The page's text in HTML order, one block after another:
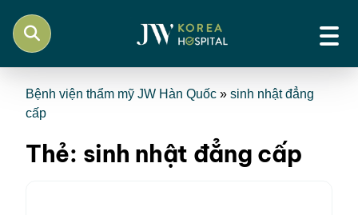
Bệnh viện thẩm mỹ JW Hàn Quốc » sinh nhật đẳng
cấp
Thẻ: sinh nhật đẳng cấp